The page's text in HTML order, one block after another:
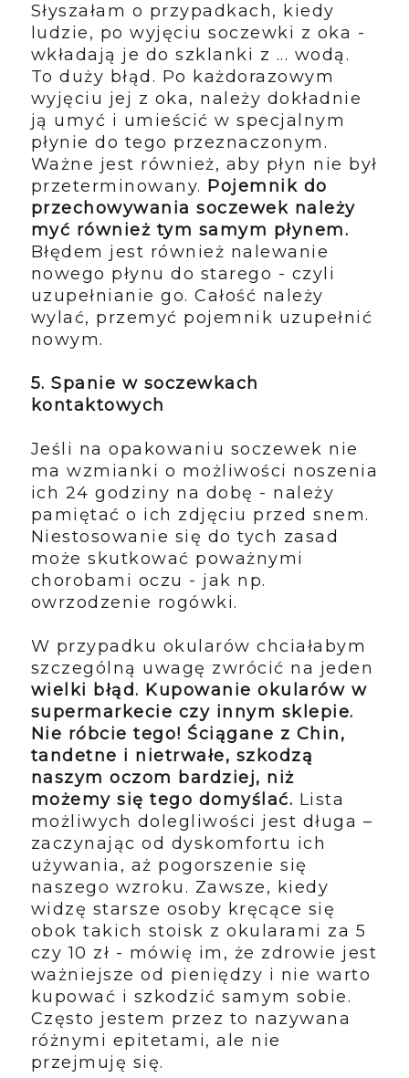
Słyszałam o przypadkach, kiedy
ludzie, po wyjęciu soczewki z oka -
wkładają je do szklanki z ... wodą.
To duży błąd. Po każdorazowym
wyjęciu jej z oka, należy dokładnie
ją umyć i umieścić w specjalnym
płynie do tego przeznaczonym.
Ważne jest również, aby płyn nie był
przeterminowany. Pojemnik do
przechowywania soczewek należy
myć również tym samym płynem.
Błędem jest również nalewanie
nowego płynu do starego - czyli
uzupełnianie go. Całość należy
wylać, przemyć pojemnik uzupełnić
nowym.
5. Spanie w soczewkach
kontaktowych
Jeśli na opakowaniu soczewek nie
ma wzmianki o możliwości noszenia
ich 24 godziny na dobę - należy
pamiętać o ich zdjęciu przed snem.
Niestosowanie się do tych zasad
może skutkować poważnymi
chorobami oczu - jak np.
owrzodzenie rogówki.
W przypadku okularów chciałabym
szczególną uwagę zwrócić na jeden
wielki błąd. Kupowanie okularów w
supermarkecie czy innym sklepie.
Nie róbcie tego! Ściągane z Chin,
tandetne i nietrwałe, szkodzą
naszym oczom bardziej, niż
możemy się tego domyślać. Lista
możliwych dolegliwości jest długa –
zaczynając od dyskomfortu ich
używania, aż pogorszenie się
naszego wzroku. Zawsze, kiedy
widzę starsze osoby kręcące się
obok takich stoisk z okularami za 5
czy 10 zł - mówię im, że zdrowie jest
ważniejsze od pieniędzy i nie warto
kupować i szkodzić samym sobie.
Często jestem przez to nazywana
różnymi epitetami, ale nie
przejmuję się.